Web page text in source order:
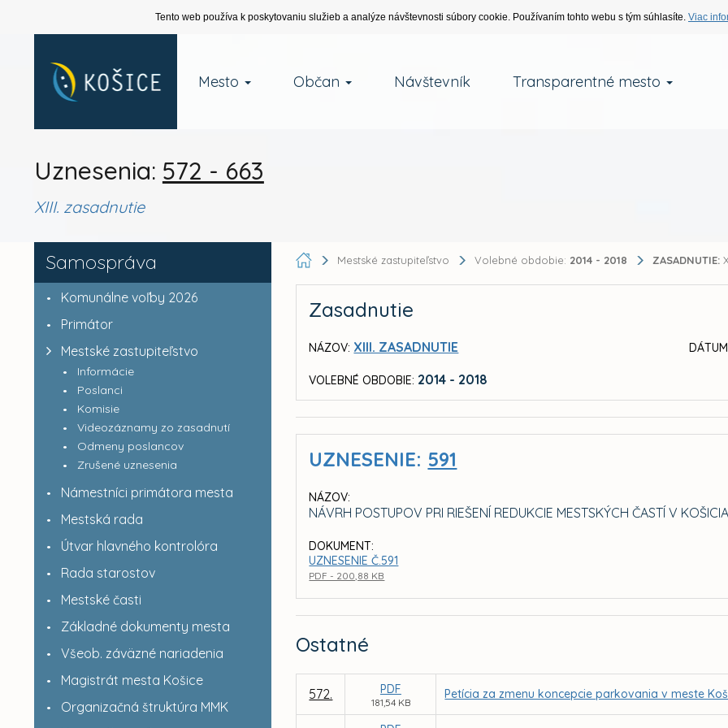
Tento web používa k poskytovaniu služieb a analýze návštevnosti súbory cookie. Používaním tohto webu s tým súhlasíte. Viac
Mesto Občan Návštevník Transparentné mesto
Uznesenia: 572 - 663
XIII. zasadnutie
Samospráva
Komunálne voľby 2026
Primátor
Mestské zastupiteľstvo
Informácie
Poslanci
Komisie
Videozáznamy zo zasadnutí
Odmeny poslancov
Zrušené uznesenia
Námestníci primátora mesta
Mestská rada
Útvar hlavného kontrolóra
Rada starostov
Mestské časti
Základné dokumenty mesta
Všeob. záväzné nariadenia
Magistrát mesta Košice
Organizačná štruktúra MMK
Mestské zastupiteľstvo Volebné obdobie: 2014 - 2018 ZASADNUTIE:
Zasadnutie
NÁZOV: XIII. ZASADNUTIE
VOLEBNÉ OBDOBIE: 2014 - 2018
UZNESENIE: 591
NÁZOV:
NÁVRH POSTUPOV PRI RIEŠENÍ REDUKCIE MESTSKÝCH ČASTÍ V
DOKUMENT:
UZNESENIE Č.591
PDF - 200,88 KB
Ostatné
572. PDF
181,54 KB
Petícia za zmenu koncepcie parkovania v meste